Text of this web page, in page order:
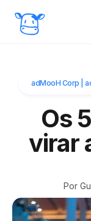
adMooH Corp
Os
virar
Por